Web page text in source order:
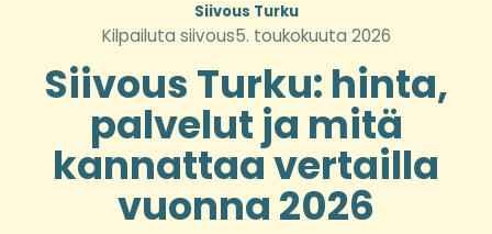
Siivous Turku
Kilpailuta siivous5. toukokuuta 2026
Siivous Turku: hinta,
palvelut ja mitä
kannattaa vertailla
vuonna 2026